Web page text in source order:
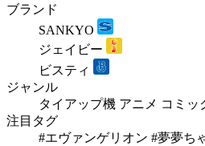
ブランド
SANKYO
ジェイビー
ビスティ
ジャンル
タイアップ機 アニメ コミッ
注目タグ
#エヴァンゲリオン #夢夢ち